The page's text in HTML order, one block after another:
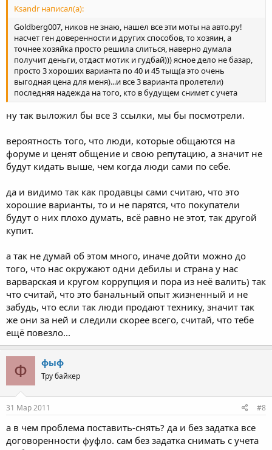
Ksandr написал(а):
Goldberg007, ников не знаю, нашел все эти моты на авто.ру!
насчет ген доверенности и других способов, то хозяин, а
точнее хозяйка просто решила слиться, наверно думала
получит деньги, отдаст мотик и гудбай))) ясное дело не базар,
просто 3 хороших варианта по 40 и 45 тыщ(а это очень
выгодная цена для меня)...и все 3 варианта пролетели)
последняя надежда на того, кто в будущем снимет с учета
ну так выложил бы все 3 ссылки, мы бы посмотрели.
вероятность того, что люди, которые общаются на
форуме и ценят общение и свою репутацию, а значит не
будут кидать выше, чем когда люди сами по себе.
да и видимо так как продавцы сами считаю, что это
хорошие варианты, то и не парятся, что покупатели
будут о них плохо думать, всё равно не этот, так другой
купит.
а так не думай об этом много, иначе дойти можно до
того, что нас окружают одни дебилы и страна у нас
варварская и кругом коррупция и пора из неё валить) так
что считай, что это банальный опыт жизненный и не
забудь, что если так люди продают технику, значит так
же они за ней и следили скорее всего, считай, что тебе
ещё повезло...
Ф фыф
Тру байкер
31 Мар 2011 #8
а в чем проблема поставить-снять? да и без задатка все
договоренности фуфло. сам без задатка снимать с учета